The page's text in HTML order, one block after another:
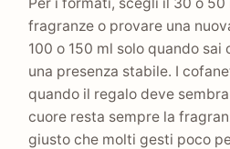
fragranze o provare una
100 o 150 ml solo quando
una presenza stabile. I
quando il regalo deve
cuore resta sempre la
giusto che molti gesti poco